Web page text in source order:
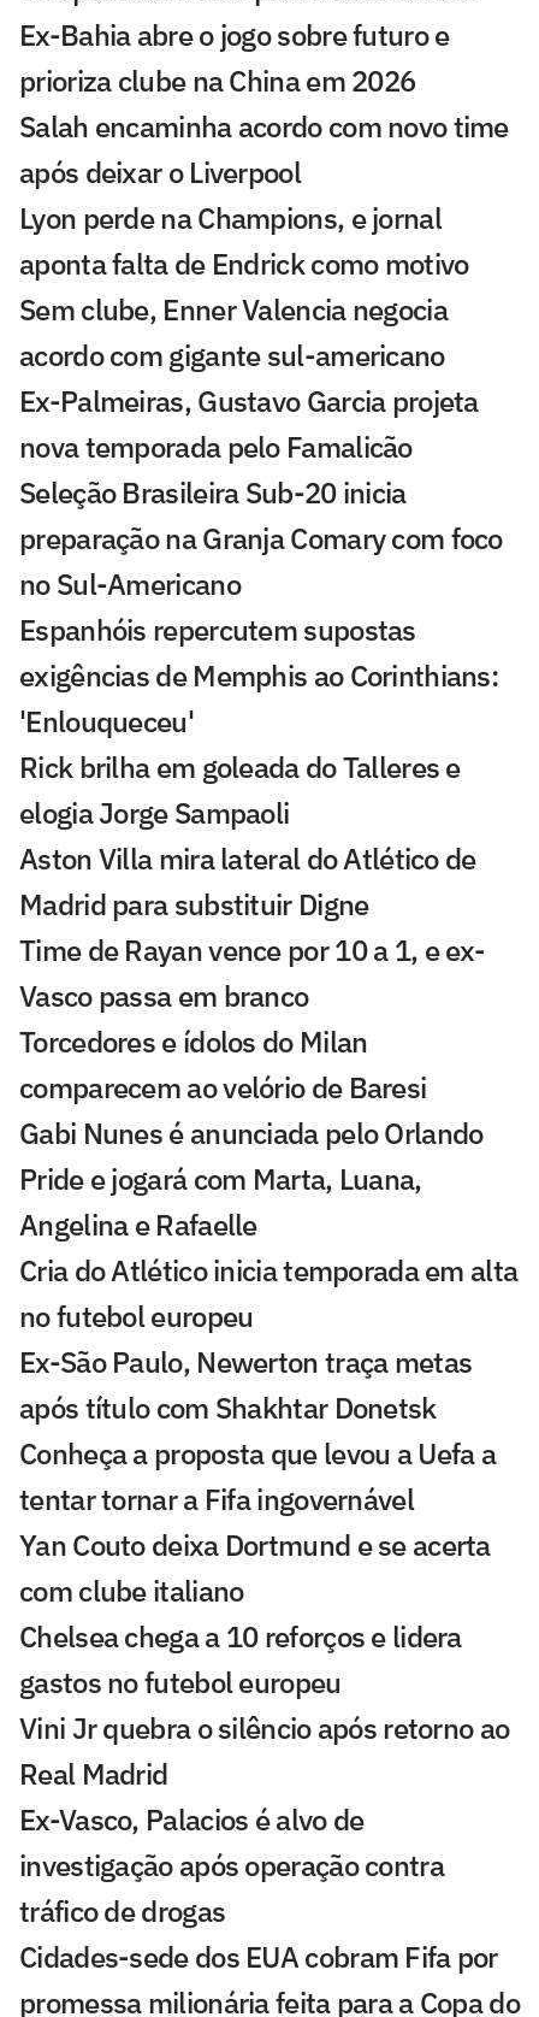
Ex-Bahia abre o jogo sobre futuro e
prioriza clube na China em 2026
Salah encaminha acordo com novo time
após deixar o Liverpool
Lyon perde na Champions, e jornal
aponta falta de Endrick como motivo
Sem clube, Enner Valencia negocia
acordo com gigante sul-americano
Ex-Palmeiras, Gustavo Garcia projeta
nova temporada pelo Famalicão
Seleção Brasileira Sub-20 inicia
preparação na Granja Comary com foco
no Sul-Americano
Espanhóis repercutem supostas
exigências de Memphis ao Corinthians:
'Enlouqueceu'
Rick brilha em goleada do Talleres e
elogia Jorge Sampaoli
Aston Villa mira lateral do Atlético de
Madrid para substituir Digne
Time de Rayan vence por 10 a 1, e ex-
Vasco passa em branco
Torcedores e ídolos do Milan
comparecem ao velório de Baresi
Gabi Nunes é anunciada pelo Orlando
Pride e jogará com Marta, Luana,
Angelina e Rafaelle
Cria do Atlético inicia temporada em alta
no futebol europeu
Ex-São Paulo, Newerton traça metas
após título com Shakhtar Donetsk
Conheça a proposta que levou a Uefa a
tentar tornar a Fifa ingovernável
Yan Couto deixa Dortmund e se acerta
com clube italiano
Chelsea chega a 10 reforços e lidera
gastos no futebol europeu
Vini Jr quebra o silêncio após retorno ao
Real Madrid
Ex-Vasco, Palacios é alvo de
investigação após operação contra
tráfico de drogas
Cidades-sede dos EUA cobram Fifa por
promessa milionária feita para a Copa do